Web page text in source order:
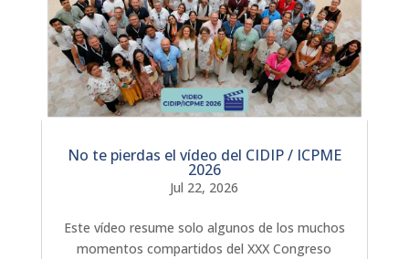
No te pierdas el vídeo del CIDIP / ICPME
2026
Jul 22, 2026
Este vídeo resume solo algunos de los muchos
momentos compartidos del XXX Congreso